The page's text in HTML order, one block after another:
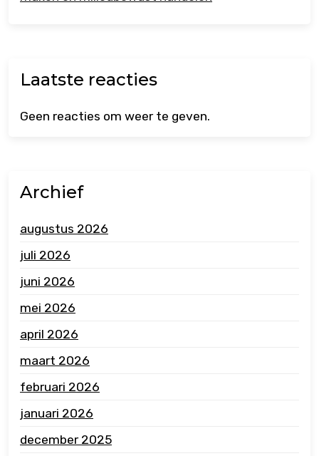
Laatste reacties
Geen reacties om weer te geven.
Archief
augustus 2026
juli 2026
juni 2026
mei 2026
april 2026
maart 2026
februari 2026
januari 2026
december 2025